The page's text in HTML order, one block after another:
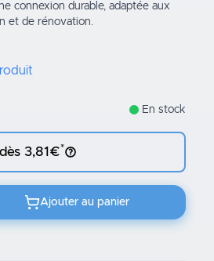
connexion durable, adaptée aux
et de rénovation.
En stock
dès 3,81€*
Ajouter au panier